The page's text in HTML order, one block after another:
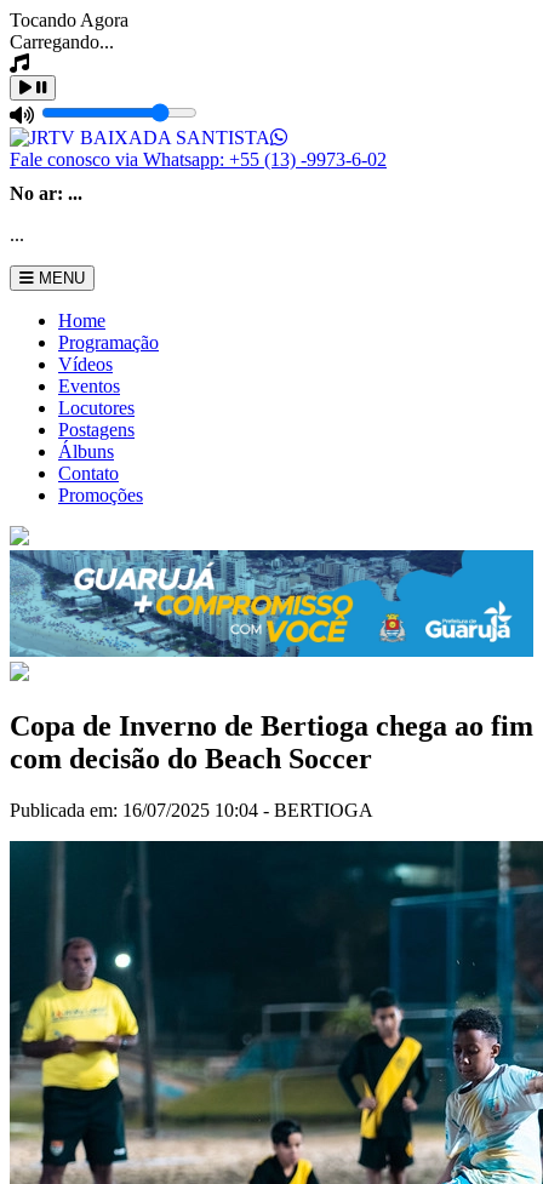
Tocando Agora
Carregando...
Fale conosco via Whatsapp: +55 (13) -9973-6-02
No ar: ...
...
MENU
Home
Programação
Vídeos
Eventos
Locutores
Postagens
Álbuns
Contato
Promoções
Copa de Inverno de Bertioga chega ao fim
com decisão do Beach Soccer
Publicada em: 16/07/2025 10:04 - BERTIOGA